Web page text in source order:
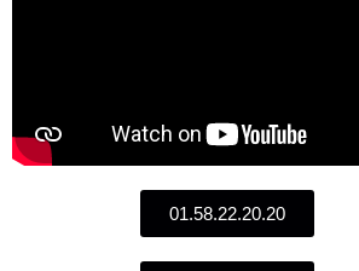
01.58.22.20.20